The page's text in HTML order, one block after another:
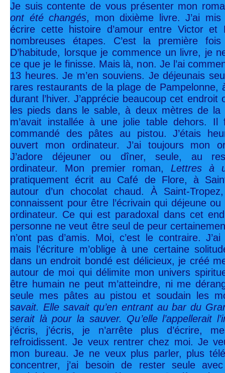
Je suis contente de vous présenter mon
ont été changés, mon dixième livre. J’ai
écrire cette histoire d’amour entre Victor et
nombreuses étapes. C’est la première
D’habitude, lorsque je commence un livre, je
ce que je le finisse. Mais là, non. Je l’ai
13 heures. Je m’en souviens. Je déjeunais
rares restaurants de la plage de Pampelonne,
durant l’hiver. J’apprécie beaucoup cet endroit
les pieds dans le sable, à deux mètres de la
m’avait installée à une jolie table dehors. Il
commandé des pâtes au pistou. J’étais
ouvert mon ordinateur. J’ai toujours mon
J’adore déjeuner ou dîner, seule, au
ordinateur. Mon premier roman, Lettres à
pratiquement écrit au Café de Flore, à
autour d’un chocolat chaud. À Saint-
connaissent pour être l’écrivain qui déjeune
ordinateur. Ce qui est paradoxal dans cet
personne ne veut être seul de peur
n’ont pas d’amis. Moi, c’est le contraire.
mais l’écriture m’oblige à une certaine
dans un endroit bondé est délicieux, je créé
autour de moi qui délimite mon univers
être humain ne peut m’atteindre, ni me
seule mes pâtes au pistou et soudain les
savait. Elle savait qu’en entrant au bar du
serait là pour la sauver. Qu’elle l’appellerait
j’écris, j’écris, je n’arrête plus d’écrire,
refroidissent. Je veux rentrer chez moi. Je
mon bureau. Je ne veux plus parler, plus
concentrer, j’ai besoin de rester seule